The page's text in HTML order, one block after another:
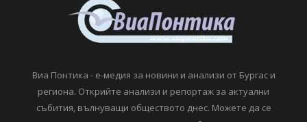
Виа Понтика - е-медия за новини и анализи от Бургас и
региона. Открийте анализи и репортаж за актуални
събития, вълнуващи обществото днес. Можете да се